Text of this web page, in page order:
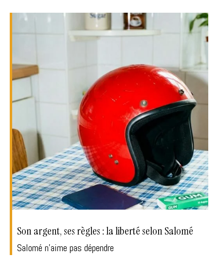
Son argent, ses règles : la liberté selon Salomé
Salomé n’aime pas dépendre